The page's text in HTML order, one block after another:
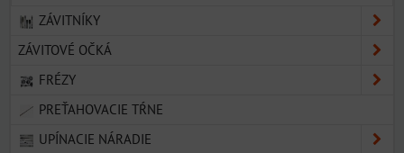
ZÁVITNÍKY
ZÁVITOVÉ OČKÁ
FRÉZY
PREŤAHOVACIE TŔNE
UPÍNACIE NÁRADIE